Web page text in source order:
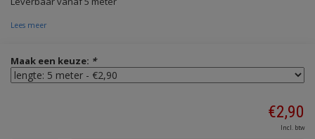
Lees meer
Maak een keuze: *
€2,90
Incl. btw